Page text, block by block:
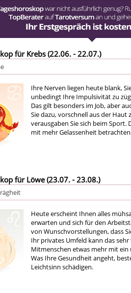
für Krebs (22.06. - 22.07.)
Ihre Nerven liegen heute blank,
unbedingt Ihre Impulsivität zu
Das gilt besonders im Job, aber
Sie dazu, vorschnell aus der Haut
verausgaben Sie sich beim Sport.
mit mehr Gelassenheit
für Löwe (23.07. - 23.08.)
Heute erscheint Ihnen alles
erwarten und sich für den
von Wunschvorstellungen, dass
Ihr privates Umfeld kann das
Mitmenschen etwas mehr mit ein
Was Ihre Gesundheit angeht,
Leichtsinn schädigen.